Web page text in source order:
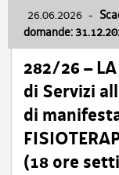
26.06.2026 -
domande:
282/26 –
di Servizi
di
(18 ore